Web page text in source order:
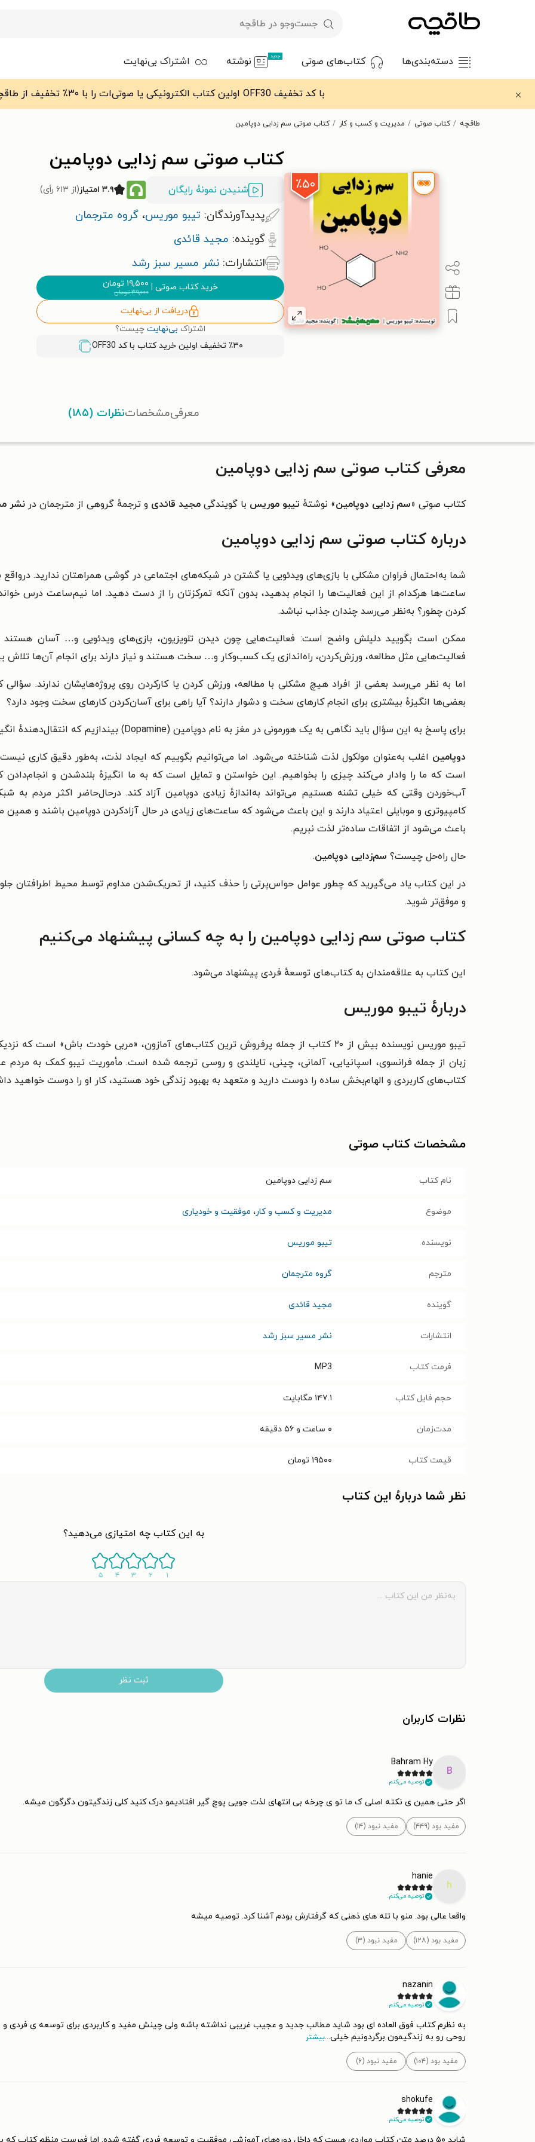
دسته‌بندی‌ها کتاب‌های صوتی جدید نوشته اشتراک بی‌نهایت
با کد تخفیف OFF30 اولین کتاب الکترونیکی یا صوتی‌ات را با ۳۰٪ تخفیف از طاقچه دریافت کن.
طاقچه کتاب صوتی مدیریت و کسب و کار کتاب صوتی سم زدایی دوپامین
٪۵۰
کتاب صوتی سم زدایی دوپامین
شنیدن نمونۀ رایگان ۳.۹ امتیاز (از ۶۱۳ رأی)
پدیدآورندگان: تیبو موریس، گروه مترجمان
گوینده: مجید قائدی
انتشارات: نشر مسیر سبز رشد
خرید کتاب صوتی | ۱۹,۵۰۰ تومان
۳۹,۰۰۰تومان
دریافت از بی‌نهایت
اشتراک بی‌نهایت چیست؟
٪۳۰ تخفیف اولین خرید کتاب با کد
OFF30
معرفیمشخصاتنظرات (۱۸۵)
معرفی کتاب صوتی سم زدایی دوپامین
کتاب صوتی «سم زدایی دوپامین» نوشتهٔ تیبو موریس با گویندگی مجید قائدی و ترجمهٔ گروهی از مترجمان در نشر
درباره کتاب صوتی سم زدایی دوپامین
شما به‌احتمال فراوان مشکلی با بازی‌های ویدئویی یا گشتن در شبکه‌های اجتماعی در گوشی همراهتان ندارید.
ساعت‌ها هر‌کدام از این فعالیت‌ها را انجام بدهید، بدون آنکه تمرکزتان را از دست دهید. اما نیم‌ساعت درس
کردن چطور؟ به‌نظر می‌رسد چندان جذاب نباشد.
ممکن است بگویید دلیلش واضح است: فعالیت‌هایی چون دیدن تلویزیون، بازی‌های ویدئویی و… آسان هستند و
فعالیت‌هایی مثل مطالعه، ورزش‌کردن، راه‌اندازی یک کسب‌وکار و… سخت هستند و نیاز دارند برای انجام آن‌ها تلاش
اما به نظر می‌رسد بعضی از افراد هیچ مشکلی با مطالعه، ورزش کردن یا کار‌کردن روی پروژه‌هایشان ندارند.
بعضی‌ها انگیزهٔ بیشتری برای انجام کارهای سخت و دشوار دارند؟ آیا راهی برای آسان‌کردن کارهای سخت وجود دارد؟
برای پاسخ به این سؤال باید نگاهی به یک هورمونی در مغز به نام دوپامین (Dopamine) بیندازیم که انتقال‌دهندهٔ انگیزه‌ها و پیام‌ها در اعصاب است.
دوپامین اغلب به‌عنوان مولکول لذت شناخته می‌شود. اما می‌توانیم بگوییم که ایجاد لذت، به‌طور دقیق کاری
است که ما را وادار می‌کند چیزی را بخواهیم. این خواستن و تمایل است که به ما انگیزهٔ بلند‌شدن و
آب‌خوردن وقتی که خیلی تشنه هستیم می‌تواند به‌اندازهٔ زیادی دوپامین آزاد کند. در‌حال‌حاضر اکثر مردم به
کامپیوتری و موبایلی اعتیاد دارند و این باعث می‌شود که ساعت‌های زیادی در حال آزاد‌کردن دوپامین باشند و
باعث می‌شود از اتفاقات ساده‌تر لذت نبریم.
حال راه‌حل چیست؟ سم‌زدایی دوپامین.
در این کتاب یاد می‌گیرید که چطور عوامل حواس‌پرتی را حذف کنید‌، از تحریک‌شدن مداوم توسط محیط اطرافتان
و موفق‌تر شوید.
کتاب صوتی سم زدایی دوپامین را به چه کسانی پیشنهاد می‌کنیم
این کتاب به علاقه‌مندان به کتاب‌های توسعهٔ فردی پیشنهاد می‌شود.
دربارهٔ تیبو موریس
زبان از جمله فرانسوی، اسپانیایی، آلمانی، چینی، تایلندی و روسی ترجمه شده است. مأموریت تیبو کمک به مردم
کتاب‌های کاربردی و الهام‌بخش ساده را دوست دارید و متعهد به بهبود زندگی خود هستید، کار او را دوست خواهید
مشخصات کتاب صوتی
نام کتاب سم زدایی دوپامین
موضوع مدیریت و کسب و کار، موفقیت و خودیاری
نویسنده تیبو موریس
مترجم گروه مترجمان
گوینده مجید قائدی
انتشارات نشر مسیر سبز رشد
فرمت کتاب MP3
حجم فایل کتاب ۱۴۷.۱ مگابایت
مدت‌زمان ۰ ساعت و ۵۶ دقیقه
قیمت کتاب ۱۹۵۰۰ تومان
نظر شما دربارهٔ این کتاب
به این کتاب چه امتیازی می‌دهید؟
۱ ۲ ۳ ۴ ۵
ثبت نظر
نظرات کاربران
B
Bahram Hy
توصیه می‌کنم.
اگر حتی همین ی نکته اصلی ک ما تو ی چرخه بی انتهای لذت جویی پوچ گیر افتادیمو درک کنید کلی زندگیتون دگرگون میشه.
مفید بود (۴۴۹) مفید نبود (۱۴)
h
hanie
توصیه می‌کنم.
واقعا عالی بود. منو با تله های ذهنی که گرفتارش بودم آشنا کرد. توصیه میشه
مفید بود (۱۲۸) مفید نبود (۳)
nazanin
توصیه می‌کنم.
به نظرم کتاب فوق العاده ای بود شاید مطالب جدید و عجیب غریبی نداشته باشه ولی چینش مفید و کاربردی برای توسعه ی فردی و
روحی رو به زندگیمون برگردونیم خیلی...بیشتر
مفید بود (۱۰۴) مفید نبود (۶)
shokufe
توصیه می‌کنم.